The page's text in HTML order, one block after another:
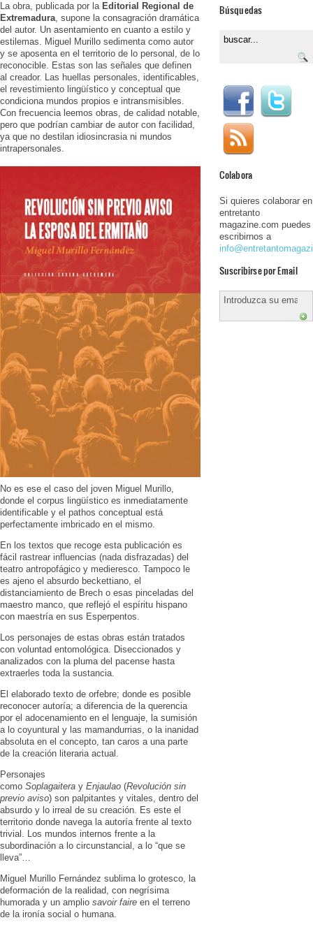
La obra, publicada por la Editorial Regional de
Extremadura, supone la consagración dramática
del autor. Un asentamiento en cuanto a estilo y
estilemas. Miguel Murillo sedimenta como autor
y se aposenta en el territorio de lo personal, de lo
reconocible. Estas son las señales que definen
al creador. Las huellas personales, identificables,
el revestimiento lingüístico y conceptual que
condiciona mundos propios e intransmisibles.
Con frecuencia leemos obras, de calidad notable,
pero que podrían cambiar de autor con facilidad,
ya que no destilan idiosincrasia ni mundos
intrapersonales.
No es ese el caso del joven Miguel Murillo,
donde el corpus lingüístico es inmediatamente
identificable y el pathos conceptual está
perfectamente imbricado en el mismo.
En los textos que recoge esta publicación es
fácil rastrear influencias (nada disfrazadas) del
teatro antropofágico y medieresco. Tampoco le
es ajeno el absurdo beckettiano, el
distanciamiento de Brech o esas pinceladas del
maestro manco, que reflejó el espíritu hispano
con maestría en sus Esperpentos.
Los personajes de estas obras están tratados
con voluntad entomológica. Diseccionados y
analizados con la pluma del pacense hasta
extraerles toda la sustancia.
El elaborado texto de orfebre; donde es posible
reconocer autoría; a diferencia de la querencia
por el adocenamiento en el lenguaje, la sumisión
a lo coyuntural y las mamandurrias, o la inanidad
absoluta en el concepto, tan caros a una parte
de la creación literaria actual.
Personajes
como Soplagaitera y Enjaulao (Revolución sin
previo aviso) son palpitantes y vitales, dentro del
absurdo y lo irreal de su creación. Es este el
territorio donde navega la autoría frente al texto
trivial. Los mundos internos frente a la
subordinación a lo circunstancial, a lo “que se
lleva”…
Miguel Murillo Fernández sublima lo grotesco, la
deformación de la realidad, con negrísima
humorada y un amplio savoir faire en el terreno
de la ironía social o humana.
Búsquedas
Colabora
Si quieres colaborar en
entretanto
magazine.com puedes
escribirnos a
Suscribirse por Email